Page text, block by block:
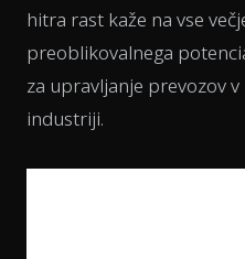
hitra rast kaže na vse
preoblikovalnega
za upravljanje prevozov
industriji.